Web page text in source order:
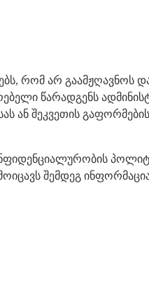
რომ არ გაამჟღავნოს
წარადგენს
ან შეკვეთის
შემდეგ